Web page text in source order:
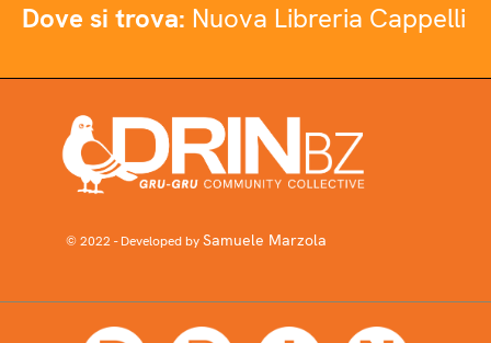
Dove si trova: Nuova Libreria Cappelli
© 2022 - Developed bySamuele Marzola